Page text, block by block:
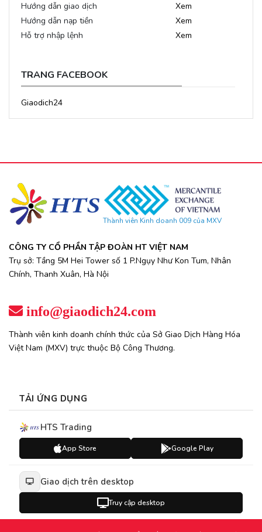
Hướng dẫn giao dịch
Xem
Hướng dẫn nạp tiền
Xem
Hỗ trợ nhập lệnh
Xem
TRANG FACEBOOK
Giaodich24
Thành viên Kinh doanh 009 của MXV
CÔNG TY CỔ PHẦN TẬP ĐOÀN HT VIỆT NAM
Trụ sở: Tầng 5M Hei Tower số 1 P.Ngụy Như Kon Tum, Nhân
Chính, Thanh Xuân, Hà Nội
info@giaodich24.com
Thành viên kinh doanh chính thức của Sở Giao Dịch Hàng Hóa
Việt Nam (MXV) trực thuộc Bộ Công Thương.
TẢI ỨNG DỤNG
HTS Trading
App Store Google Play
Giao dịch trên desktop
Truy cập desktop